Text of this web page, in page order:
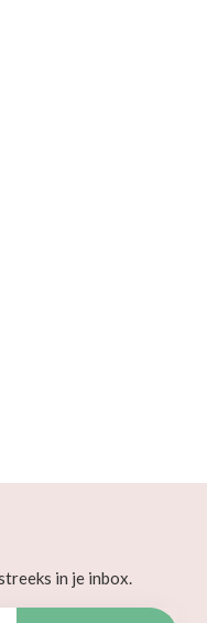
in je inbox.